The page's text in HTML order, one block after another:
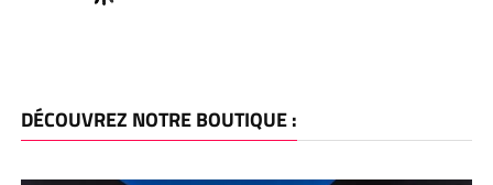
DÉCOUVREZ NOTRE BOUTIQUE :